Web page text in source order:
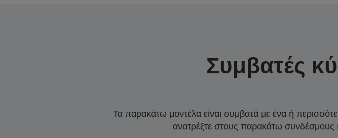
Συμβατές
Τα παρακάτω μοντέλα είναι συμβατά με ένα ή
ανατρέξτε στους παρακάτω συνδέσμους